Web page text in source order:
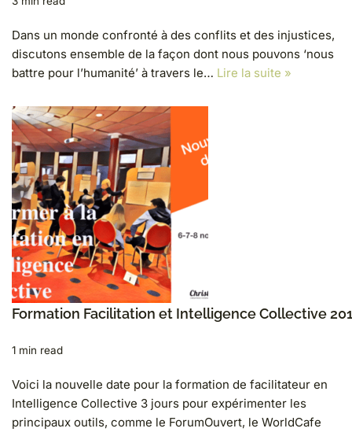
Dans un monde confronté à des conflits et des injustices,
discutons ensemble de la façon dont nous pouvons ‘nous
battre pour l’humanité’ à travers le… Lire la suite »
Formation Facilitation et Intelligence Collective
1 min read
Voici la nouvelle date pour la formation de facilitateur en
Intelligence Collective 3 jours pour expérimenter les
principaux outils, comme le ForumOuvert, le WorldCafe